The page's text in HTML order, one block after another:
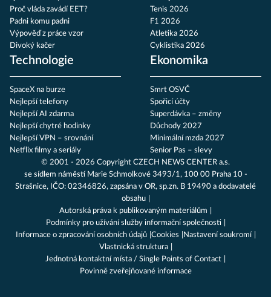
Proč vláda zavádí EET?
Padni komu padni
Výpověď z práce vzor
Divoký kačer
Tenis 2026
F1 2026
Atletika 2026
Cyklistika 2026
Technologie
SpaceX na burze
Nejlepší telefony
Nejlepší AI zdarma
Nejlepší chytré hodinky
Nejlepší VPN – srovnání
Netflix filmy a seriály
Ekonomika
Smrt OSVČ
Spořicí účty
Superdávka – změny
Důchody 2027
Minimální mzda 2027
Senior Pas – slevy
© 2001 - 2026 Copyright CZECH NEWS CENTER a.s.
se sídlem náměstí Marie Schmolkové 3493/1, 100 00 Praha 10 -
Strašnice, IČO: 02346826, zapsána v OR, sp.zn. B 19490 a dodavatelé
obsahu
Autorská práva k publikovaným materiálům
Podmínky pro užívání služby informační společnosti
Informace o zpracování osobních údajů Cookies
Nastavení soukromí
Vlastnická struktura
Jednotná kontaktní místa / Single Points of Contact
Povinně zveřejňované informace